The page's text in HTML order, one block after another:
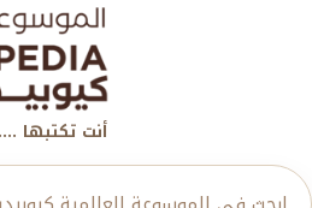
أنت تكتبها